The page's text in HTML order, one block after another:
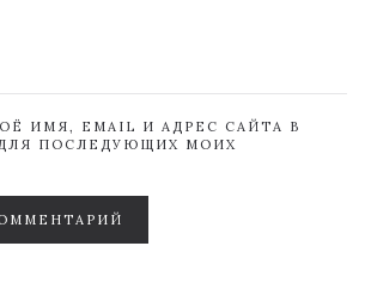
ИМЯ, EMAIL И АДРЕС САЙТА В
ПОСЛЕДУЮЩИХ МОИХ